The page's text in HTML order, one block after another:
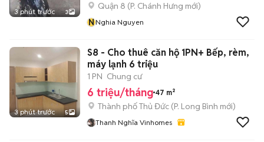
3 phút trước 3
Quận 8 (P. Chánh Hưng mới)
NNghia Nguyen
3 phút trước 5
S8 - Cho thuê căn hộ 1PN+ Bếp, rèm,
máy lạnh 6 triệu
1 PN Chung cư
6 triệu/tháng 47 m²
Thành phố Thủ Đức (P. Long Bình mới)
Thanh Nghĩa Vinhomes